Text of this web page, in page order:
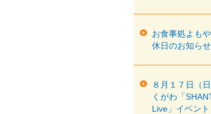
お食事処よも
休日のお知らせ
８月１７日（
くがわ「
Live」イベント